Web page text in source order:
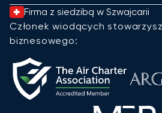
Firma z siedzibą w Szwajcarii
Członek wiodących
biznesowego: